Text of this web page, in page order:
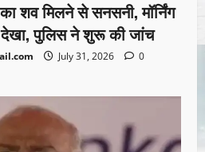
शव मिलने से सनसनी, मॉर्निंग
पुलिस ने शुरू की जांच
July 31, 2026
0